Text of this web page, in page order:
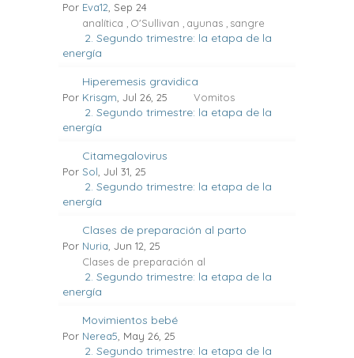
Por Eva12 , Sep 24
analítica , O'Sullivan , ayunas , sangre
2. Segundo trimestre: la etapa de la
energía
Hiperemesis gravidica
Por Krisgm , Jul 26, 25 Vomitos
2. Segundo trimestre: la etapa de la
energía
Citamegalovirus
Por Sol , Jul 31, 25
2. Segundo trimestre: la etapa de la
energía
Clases de preparación al parto
Por Nuria , Jun 12, 25
Clases de preparación al
2. Segundo trimestre: la etapa de la
energía
Movimientos bebé
Por Nerea5 , May 26, 25
2. Segundo trimestre: la etapa de la